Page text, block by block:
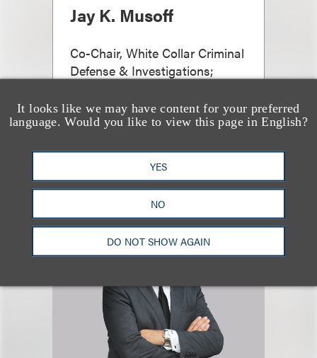
It looks like we may have content for your preferred
language. Would you like to view this page in English?
YES
NO
DO NOT SHOW AGAIN
Jay K. Musoff
Co-Chair, White Collar Criminal
Defense & Investigations;
+1.212.407.4212
Email